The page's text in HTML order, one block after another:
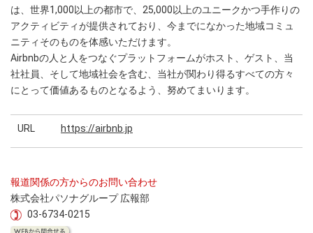
は、世界1,000以上の都市で、25,000以上のユニークかつ手作りの
アクティビティが提供されており、今までになかった地域コミュ
ニティそのものを体感いただけます。
Airbnbの人と人をつなぐプラットフォームがホスト、ゲスト、当
社社員、そして地域社会を含む、当社が関わり得るすべての方々
にとって価値あるものとなるよう、努めてまいります。
URL https://airbnb.jp
報道関係の方からのお問い合わせ
株式会社パソナグループ 広報部
03-6734-0215